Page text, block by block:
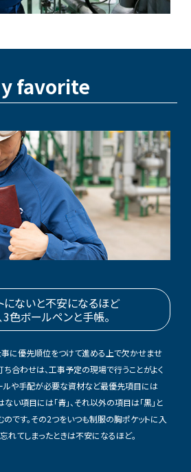
favorite
にないと不安になるほど
3色ボールペンと手帳。
に優先順位をつけて進める上で欠かせませ
合わせは、工事予定の現場で行うことがよく
ールや手配が必要な資材など最優先項目には
ない項目には「青」、それ以外の項目は「黒」と
です。その2つをいつも制服の胸ポケットに入
れてしまったときは不安になるほど。